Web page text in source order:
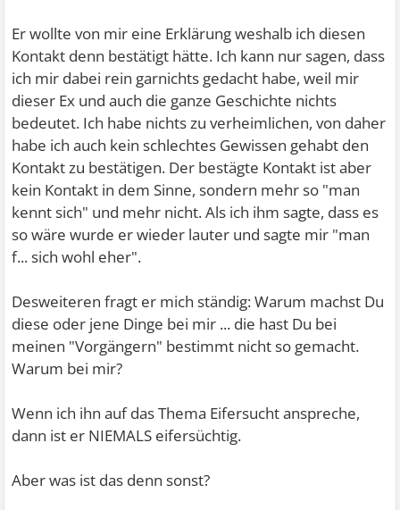
Er wollte von mir eine Erklärung weshalb ich diesen
Kontakt denn bestätigt hätte. Ich kann nur sagen, dass
ich mir dabei rein garnichts gedacht habe, weil mir
dieser Ex und auch die ganze Geschichte nichts
bedeutet. Ich habe nichts zu verheimlichen, von daher
habe ich auch kein schlechtes Gewissen gehabt den
Kontakt zu bestätigen. Der bestägte Kontakt ist aber
kein Kontakt in dem Sinne, sondern mehr so "man
kennt sich" und mehr nicht. Als ich ihm sagte, dass es
so wäre wurde er wieder lauter und sagte mir "man
f... sich wohl eher".
Desweiteren fragt er mich ständig: Warum machst Du
diese oder jene Dinge bei mir ... die hast Du bei
meinen "Vorgängern" bestimmt nicht so gemacht.
Warum bei mir?
Wenn ich ihn auf das Thema Eifersucht anspreche,
dann ist er NIEMALS eifersüchtig.
Aber was ist das denn sonst?